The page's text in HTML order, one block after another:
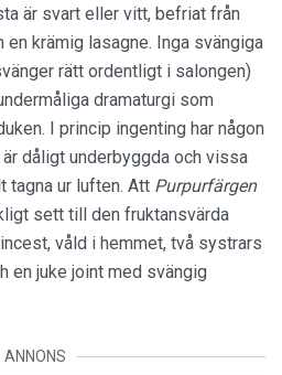
är svart eller vitt, befriat från
en krämig lasagne. Inga svängiga
rätt ordentligt i salongen)
dramaturgi som
I princip ingenting har någon
dåligt underbyggda och vissa
tagna ur luften. Att Purpurfärgen
sett till den fruktansvärda
våld i hemmet, två systrars
en juke joint med svängig
ANNONS